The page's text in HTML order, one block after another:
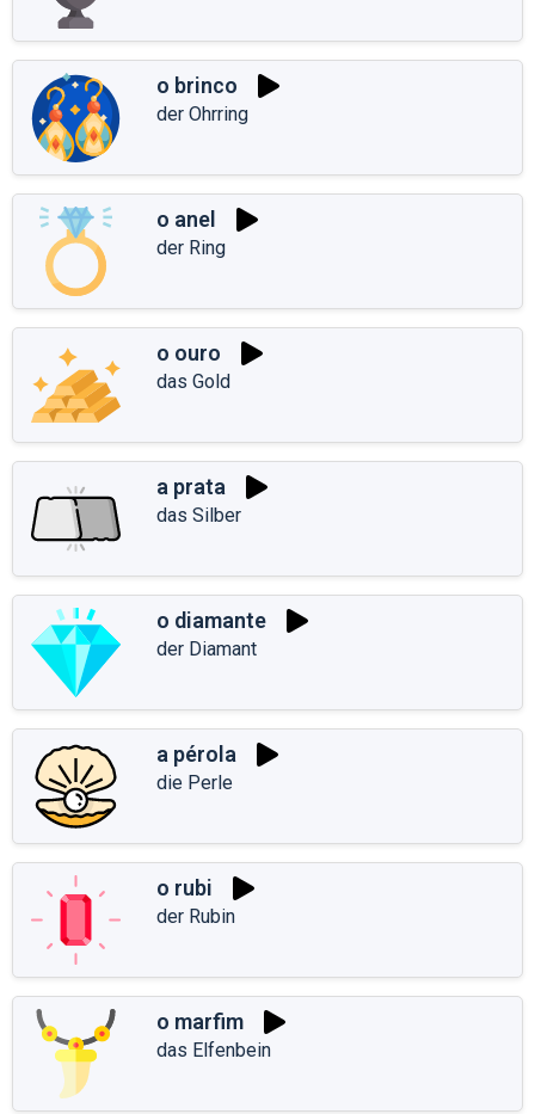
o brinco
der Ohrring
o anel
der Ring
o ouro
das Gold
a prata
das Silber
o diamante
der Diamant
a pérola
die Perle
o rubi
der Rubin
o marfim
das Elfenbein